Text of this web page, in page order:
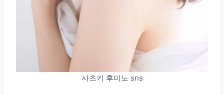
사츠키 후미노 sns